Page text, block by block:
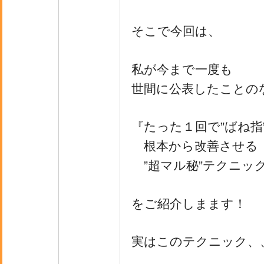
そこで今回は、
私が今まで一度も
世間に公表したことの
『たった１回で”ばね指
根本から改善させる
”超マル秘”テクニック
をご紹介しまます！
実はこのテクニック、